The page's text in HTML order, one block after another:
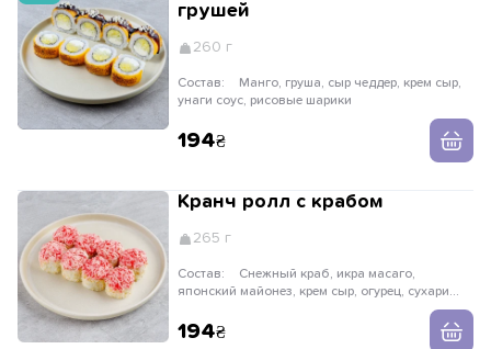
грушей
260 г
Состав:
унаги соус, рисовые шарики
194
Кранч ролл с крабом
265 г
Состав:
японский майонез, крем сыр, огурец, сухари
194